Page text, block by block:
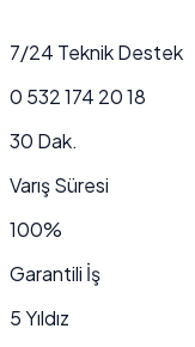
7/24 Teknik Destek
0 532 174 20 18
30 Dak.
Varış Süresi
100%
Garantili İş
5 Yıldız